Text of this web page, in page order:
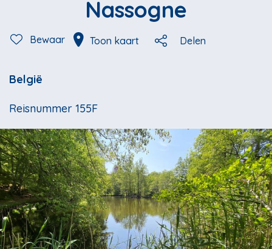
Nassogne
Bewaar Toon kaart Delen
België
Reisnummer 155F